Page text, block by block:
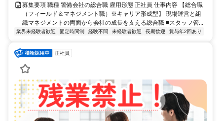
募集要項 職種 警備会社の総合職 雇用形態 正社員 仕事内容 【総合職
（フィールド＆マネジメント職）※キャリア形成型】 現場運営と組
織マネジメントの両面から会社の成長を支える総合職 ■スタッフ管...
業界未経験者歓迎 固定時間制 経験不問 未経験者歓迎 長期歓迎 賞与年2回あり
正社員